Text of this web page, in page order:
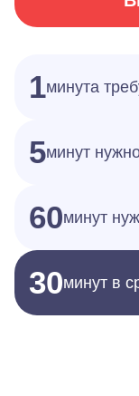
1минута
5минут
60минут
30минут в